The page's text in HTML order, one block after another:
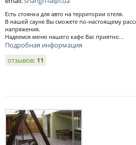
Есть стоянка для авто на территории отеля.
В нашей сауне Вы сможете по-настоящему
напряжения.
Надеемся меню нашего кафе Вас приятно...
Подробная информация
отзывов: 11